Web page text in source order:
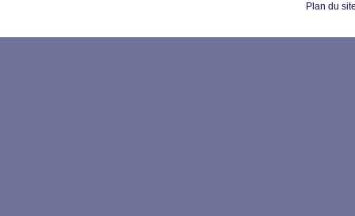
Plan du